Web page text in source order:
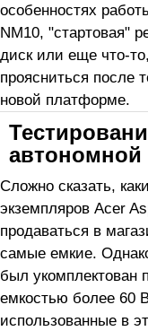
особенностях
NM10, "стартовая"
диск или еще что-
проясниться после
новой платформе.
автономной
Сложно сказать,
экземпляров Acer
продаваться в
самые емкие.
был укомплектован
емкостью более 60
использованные в